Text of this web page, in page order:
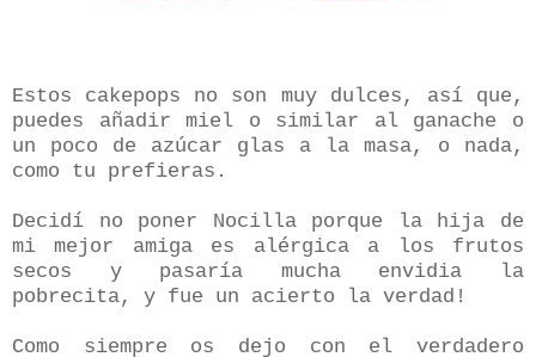
Estos cakepops no son muy dulces, así que,
puedes añadir miel o similar al ganache o
un poco de azúcar glas a la masa, o nada,
como tu prefieras.
Decidí no poner Nocilla porque la hija de
mi mejor amiga es alérgica a los frutos
secos y pasaría mucha envidia la
pobrecita, y fue un acierto la verdad!
Como siempre os dejo con el verdadero